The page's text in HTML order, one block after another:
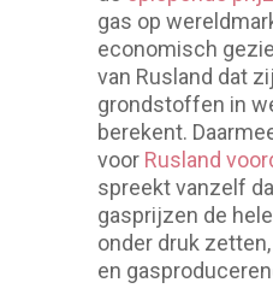
gas op
economisch
van Rusland dat
grondstoffen in
berekent.
voor Rusland
spreekt vanzelf
gasprijzen de
onder druk
en